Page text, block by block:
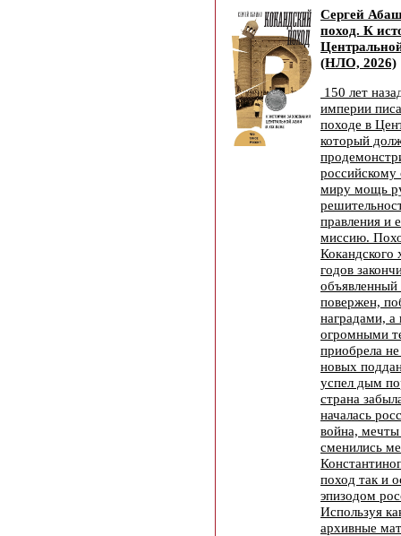
Сергей
поход. К
(НЛО, 2026)
150 лет
империи
походе в
который
миру мощь
правления и
миссию.
Кокандского
годов
повержен,
наградами, а
огромными
приобрела
новых
успел дым
страна
началась
война,
сменились
поход так и
эпизодом
Используя
архивные